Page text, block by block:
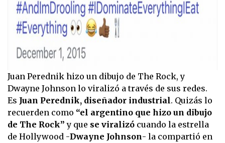
Juan Perednik hizo un dibujo de The Rock, y
Dwayne Johnson lo viralizó a través de sus redes.
Es Juan Perednik, diseñador industrial. Quizás lo
recuerden como “el argentino que hizo un dibujo
de The Rock” y que se viralizó cuando la estrella
de Hollywood -Dwayne Johnson- la compartió en